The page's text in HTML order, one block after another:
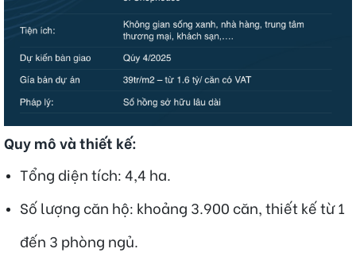
Quy mô và thiết kế:
Tổng diện tích: 4,4 ha.
Số lượng căn hộ: khoảng 3.900 căn, thiết kế từ 1
đến 3 phòng ngủ.